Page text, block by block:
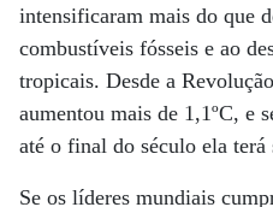
intensificaram mais do que
combustíveis fósseis e ao
tropicais. Desde a
aumentou mais de 1,1ºC, e
até o final do século ela terá
Se os líderes mundiais